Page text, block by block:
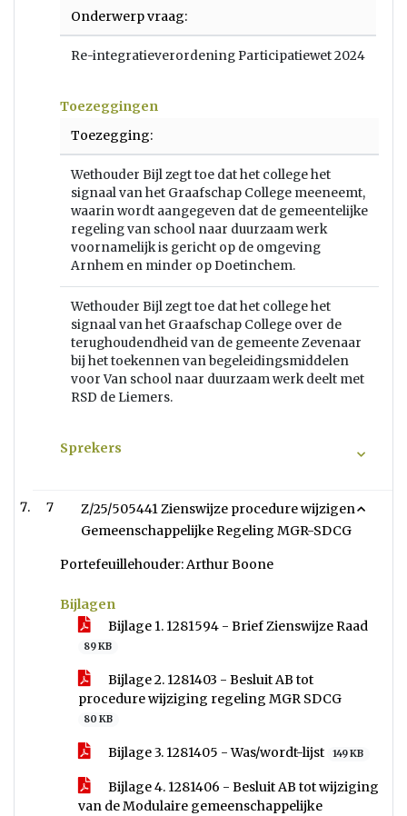
Onderwerp vraag:
Re-integratieverordening Participatiewet 2024
Toezeggingen
Toezegging:
Wethouder Bijl zegt toe dat het college het
signaal van het Graafschap College meeneemt,
waarin wordt aangegeven dat de gemeentelijke
regeling van school naar duurzaam werk
voornamelijk is gericht op de omgeving
Arnhem en minder op Doetinchem.
Wethouder Bijl zegt toe dat het college het
signaal van het Graafschap College over de
terughoudendheid van de gemeente Zevenaar
bij het toekennen van begeleidingsmiddelen
voor Van school naar duurzaam werk deelt met
RSD de Liemers.
Sprekers
7
Z/25/505441 Zienswijze procedure wijzigen
Gemeenschappelijke Regeling MGR-SDCG
Portefeuillehouder: Arthur Boone
Bijlagen
Bijlage 1. 1281594 - Brief Zienswijze Raad
89 KB
Bijlage 2. 1281403 - Besluit AB tot
procedure wijziging regeling MGR SDCG
80 KB
Bijlage 3. 1281405 - Was/wordt-lijst 149 KB
Bijlage 4. 1281406 - Besluit AB tot wijziging
van de Modulaire gemeenschappelijke